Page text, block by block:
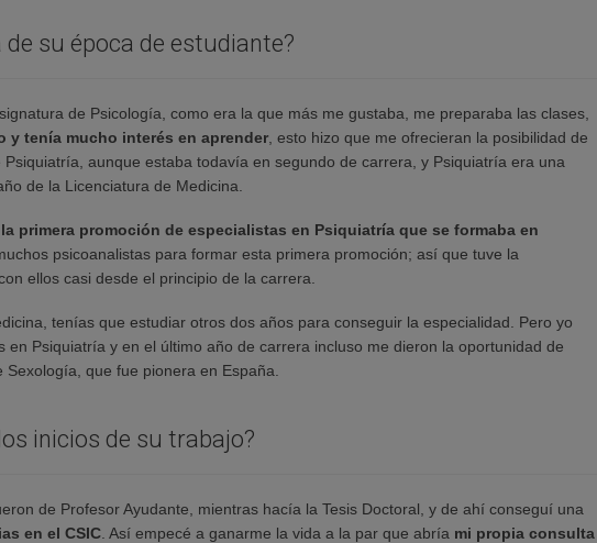
de su época de estudiante?
de Psicología, como era la que más me gustaba, me preparaba las clases,
y tenía mucho interés en aprender , esto hizo que me ofrecieran la posibilidad de
aunque estaba todavía en segundo de carrera, y Psiquiatría era una
de la Licenciatura de Medicina.
la primera promoción de especialistas en Psiquiatría que se formaba en
psicoanalistas para formar esta primera promoción; así que tuve la
ellos casi desde el principio de la carrera.
tenías que estudiar otros dos años para conseguir la especialidad. Pero yo
en Psiquiatría y en el último año de carrera incluso me dieron la oportunidad de
Sexología, que fue pionera en España.
inicios de su trabajo?
de Profesor Ayudante, mientras hacía la Tesis Doctoral, y de ahí conseguí una
en el CSIC . Así empecé a ganarme la vida a la par que abría mi propia consulta